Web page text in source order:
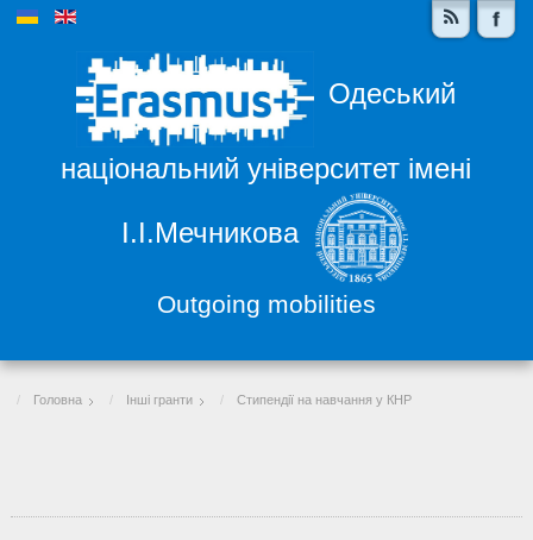
Одеський
національний університет імені
І.І.Мечникова
Outgoing mobilities
Головна Інші гранти Стипендії на навчання у КНР